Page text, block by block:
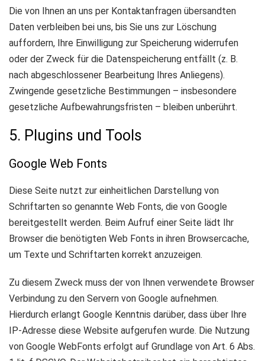
Die von Ihnen an uns per Kontaktanfragen übersandten
Daten verbleiben bei uns, bis Sie uns zur Löschung
auffordern, Ihre Einwilligung zur Speicherung widerrufen
oder der Zweck für die Datenspeicherung entfällt (z. B.
nach abgeschlossener Bearbeitung Ihres Anliegens).
Zwingende gesetzliche Bestimmungen – insbesondere
gesetzliche Aufbewahrungsfristen – bleiben unberührt.
5. Plugins und Tools
Google Web Fonts
Diese Seite nutzt zur einheitlichen Darstellung von
Schriftarten so genannte Web Fonts, die von Google
bereitgestellt werden. Beim Aufruf einer Seite lädt Ihr
Browser die benötigten Web Fonts in ihren Browsercache,
um Texte und Schriftarten korrekt anzuzeigen.
Zu diesem Zweck muss der von Ihnen verwendete Browser
Verbindung zu den Servern von Google aufnehmen.
Hierdurch erlangt Google Kenntnis darüber, dass über Ihre
IP-Adresse diese Website aufgerufen wurde. Die Nutzung
von Google WebFonts erfolgt auf Grundlage von Art. 6 Abs.